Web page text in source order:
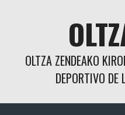
OLTZA ZENDEAKO
DEPORTIVO DE